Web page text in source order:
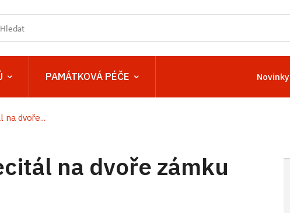
PAMÁTKOVÁ PÉČE Novinky
na dvoře...
na dvoře zámku